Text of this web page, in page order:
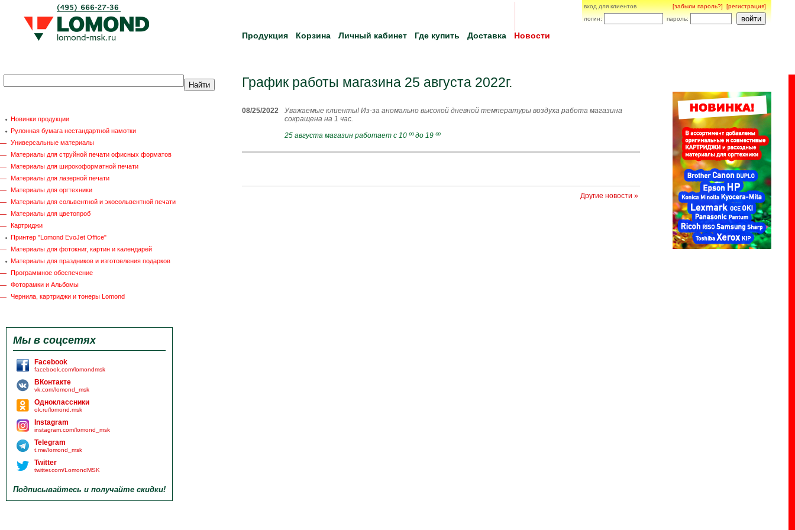
вход для клиентов [забыли пароль?]
[регистрация]
логин:
пароль:
Продукция Корзина Личный кабинет Где купить Доставка Новости
Новинки продукции
Рулонная бумага нестандартной намотки
Универсальные материалы
Материалы для струйной печати офисных форматов
Материалы для широкоформатной печати
Материалы для лазерной печати
Материалы для оргтехники
Материалы для сольвентной и экосольвентной печати
Материалы для цветопроб
Картриджи
Принтер "Lomond EvoJet Office"
Материалы для фотокниг, картин и календарей
Материалы для праздников и изготовления подарков
Программное обеспечение
Фоторамки и Альбомы
Чернила, картриджи и тонеры Lomond
Мы в соцсетях
Facebook
facebook.com/lomondmsk
ВКонтакте
vk.com/lomond_msk
Одноклассники
ok.ru/lomond.msk
Instagram
instagram.com/lomond_msk
Telegram
t.me/lomond_msk
Twitter
twitter.com/LomondMSK
Подписывайтесь и получайте скидки!
График работы магазина 25 августа 2022г.
08/25/2022
Уважаемые клиенты! Из-за аномально высокой дневной температуры воздуха работа магазина
сокращена на 1 час.
25 августа магазин работает с 10 ºº до 19 ºº
Другие новости »